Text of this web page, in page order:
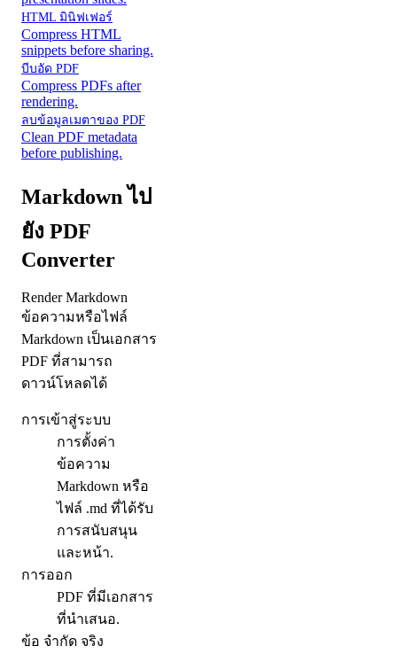
HTML มินิฟเฟอร์
Compress HTML
snippets before sharing.
บีบอัด PDF
Compress PDFs after
rendering.
ลบข้อมูลเมตาของ PDF
Clean PDF metadata
before publishing.
Markdown ไป
ยัง PDF
Converter
Render Markdown
ข้อความหรือไฟล์
Markdown เป็นเอกสาร
PDF ที่สามารถ
ดาวน์โหลดได้
การเข้าสู่ระบบ
การตั้งค่า
ข้อความ
Markdown หรือ
ไฟล์ .md ที่ได้รับ
การสนับสนุน
และหน้า.
การออก
PDF ที่มีเอกสาร
ที่นําเสนอ.
ข้อ จํากัด จริง